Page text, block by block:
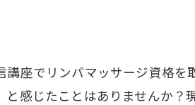
講座でリンパマッサージ資格
と感じたことはありませんか